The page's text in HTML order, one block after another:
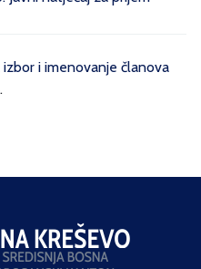
izbor i imenovanje članova